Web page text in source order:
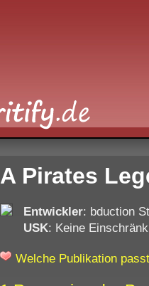
A Pirates
Entwickler: bduction
USK: Keine
Welche Publikation